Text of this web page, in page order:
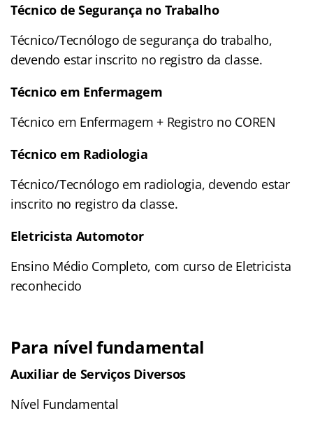
Técnico de Segurança no Trabalho
Técnico/Tecnólogo de segurança do trabalho,
devendo estar inscrito no registro da classe.
Técnico em Enfermagem
Técnico em Enfermagem + Registro no COREN
Técnico em Radiologia
Técnico/Tecnólogo em radiologia, devendo estar
inscrito no registro da classe.
Eletricista Automotor
Ensino Médio Completo, com curso de Eletricista
reconhecido
Para nível fundamental
Auxiliar de Serviços Diversos
Nível Fundamental